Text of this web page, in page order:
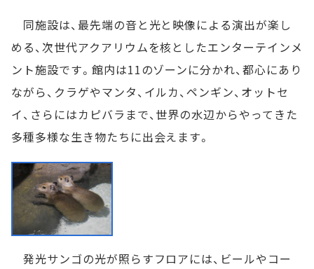
同施設は、最先端の音と光と映像による演出が楽し
める、次世代アクアリウムを核としたエンターテインメ
ント施設です。館内は11のゾーンに分かれ、都心にあり
ながら、クラゲやマンタ、イルカ、ペンギン、オットセ
イ、さらにはカピバラまで、世界の水辺からやってきた
多種多様な生き物たちに出会えます。
発光サンゴの光が照らすフロアには、ビールやコー